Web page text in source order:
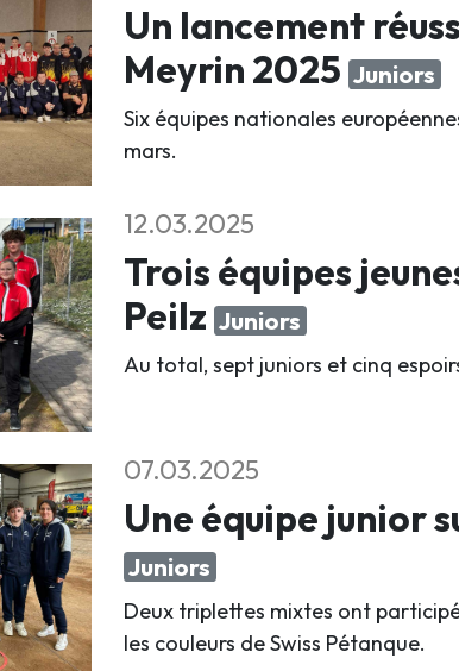
Un lancement
Meyrin 2025 Juniors
Six équipes nationales
mars.
12.03.2025
Trois équipes
Peilz Juniors
Au total, sept juniors et cinq
07.03.2025
Une équipe junior
Juniors
Deux triplettes mixtes ont
les couleurs de Swiss Pétanque.